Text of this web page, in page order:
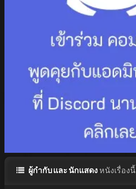
ผู้กำกับ และ นักแสดงหนังเรื่องนี้